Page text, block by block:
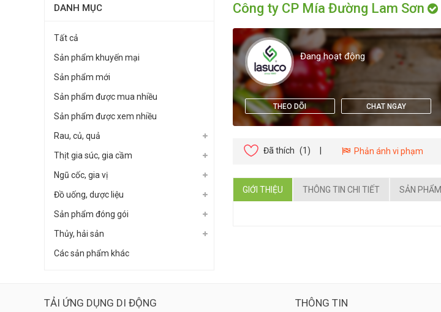
DANH MỤC
Tất cả
Sản phẩm khuyến mại
Sản phẩm mới
Sản phẩm được mua nhiều
Sản phẩm được xem nhiều
Rau, củ, quả
Thịt gia súc, gia cầm
Ngũ cốc, gia vị
Đồ uống, dược liệu
Sản phẩm đóng gói
Thủy, hải sản
Các sản phẩm khác
Công ty CP Mía Đường Lam Sơn
Đang hoạt động
THEO DÕI CHAT NGAY
Đã thích (1) Phản ánh vi phạm
GIỚI THIỆU THÔNG TIN CHI TIẾT SẢN PHẨM
TẢI ỨNG DỤNG DI ĐỘNG THÔNG TIN